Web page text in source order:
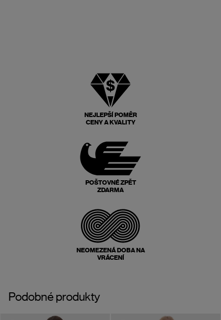
NEJLEPŠÍ POMĚR
CENY A KVALITY
POŠTOVNÉ ZPĚT
ZDARMA
NEOMEZENÁ DOBA NA
VRÁCENÍ
Podobné produkty